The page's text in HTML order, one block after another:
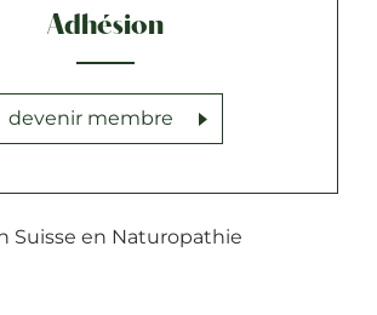
Adhésion
devenir membre
Suisse en Naturopathie